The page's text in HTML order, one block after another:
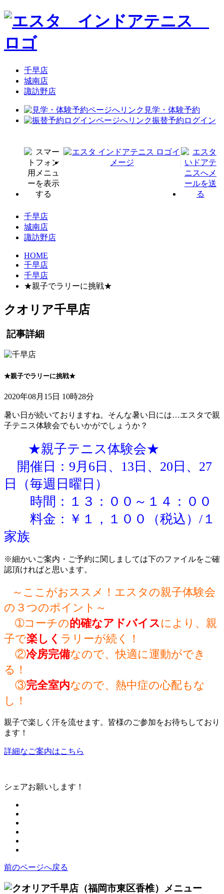
千早店
城南店
諏訪野店
見学・体験予約
振替予約ログイン
千早店
城南店
諏訪野店
HOME
千早店
千早店
★親子でラリーに挑戦★
クオリア千早店
記事詳細
★親子でラリーに挑戦★
2020年08月15日 10時28分
暑い日が続いておりますね。そんな暑い日には…エスタで親
子テニス体験会でもいかがでしょうか？
★親子テニス体験会★
開催日：9月6日、13日、20日、27
日（毎週日曜日）
時間：１３：００～１４：００
料金：￥１，１００（税込）/１
家族
※細かいご案内・ご予約に関しましては下のファイルをご確
認頂ければと思います。
～ここがおススメ！エスタの親子体験会
の３つのポイント～
➀コーチの的確なアドバイス により、親
子で楽しく ラリーが続く！
②冷房完備なので、快適に運動ができ
る！
③完全室内なので、熱中症の心配もな
し！
親子で楽しく汗を流せます。皆様のご参加をお待ちしており
ます！
詳細なご案内はこちら
シェアお願いします！
前のページへ戻る